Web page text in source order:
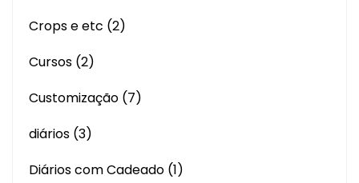
Crops e etc (2)
Cursos (2)
Customização (7)
diários (3)
Diários com Cadeado (1)